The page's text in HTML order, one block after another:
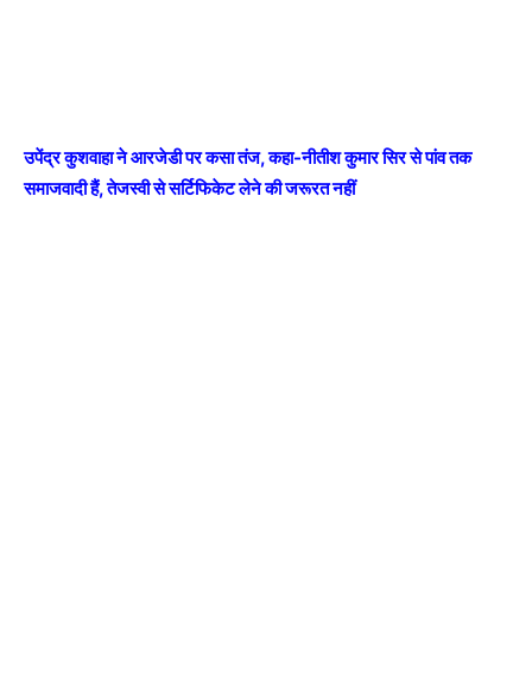
उपेंद्र कुशवाहा ने आरजेडी पर कसा तंज, कहा-नीतीश कुमार सिर से पांव तक
समाजवादी हैं, तेजस्वी से सर्टिफिकेट लेने की जरूरत नहीं